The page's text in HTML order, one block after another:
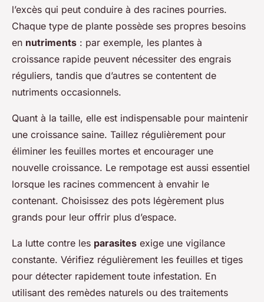
l’excès qui peut conduire à des racines pourries.
Chaque type de plante possède ses propres besoins
en nutriments : par exemple, les plantes à
croissance rapide peuvent nécessiter des engrais
réguliers, tandis que d’autres se contentent de
nutriments occasionnels.
Quant à la taille, elle est indispensable pour maintenir
une croissance saine. Taillez régulièrement pour
éliminer les feuilles mortes et encourager une
nouvelle croissance. Le rempotage est aussi essentiel
lorsque les racines commencent à envahir le
contenant. Choisissez des pots légèrement plus
grands pour leur offrir plus d’espace.
La lutte contre les parasites exige une vigilance
constante. Vérifiez régulièrement les feuilles et tiges
pour détecter rapidement toute infestation. En
utilisant des remèdes naturels ou des traitements